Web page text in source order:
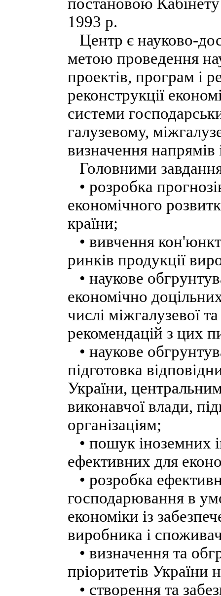
1993 p.
Центр є науково-
метою проведення
проектів, програм і
реконструкції
системи
галузевому,
визначення напрямів
Головними
• розробка
економічного
країни;
• вивчення
ринків продукції
• наукове
економічно
числі міжгалузевої
рекомендацій з цих
• наукове
підготовка
України,
виконавчої влади,
організаціям;
• пошук іноземних
ефективних для
• розробка
господарювання в
економіки із
виробника і
• визначення та
пріоритетів України
• створення та